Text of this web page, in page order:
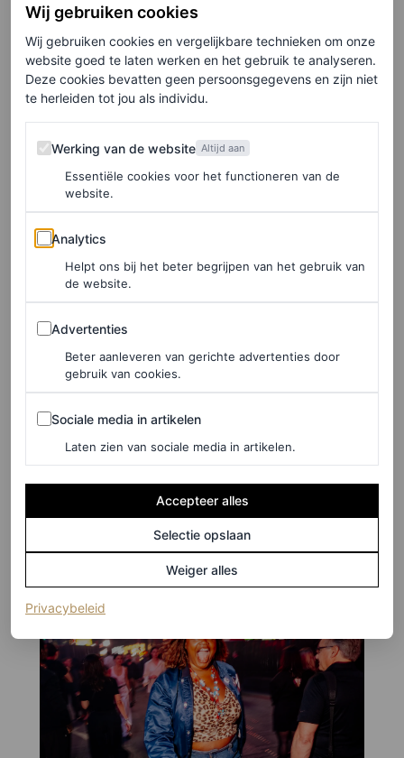
©HUNTER ABRAMS
9/19
José Criales-Unzueta en Chloe Malle
©HUNTER ABRAMS
10/19
Gabriella Karefa-Johnson
Wij gebruiken cookies
Wij gebruiken cookies en vergelijkbare technieken om onze
website goed te laten werken en het gebruik te analyseren.
Deze cookies bevatten geen persoonsgegevens en zijn niet
te herleiden tot jou als individu.
Werking van de website
Werking van de website Altijd aan
Essentiële cookies voor het functioneren van de
website.
Analytics
Analytics
Helpt ons bij het beter begrijpen van het gebruik van
de website.
Advertenties
Advertenties
Beter aanleveren van gerichte advertenties door
gebruik van cookies.
Sociale media in artikelen
Sociale media in artikelen
Laten zien van sociale media in artikelen.
Accepteer alles
Selectie opslaan
Weiger alles
Privacybeleid